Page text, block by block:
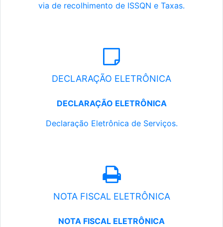
via de recolhimento de ISSQN e Taxas.
DECLARAÇÃO ELETRÔNICA
DECLARAÇÃO ELETRÔNICA
Declaração Eletrônica de Serviços.
NOTA FISCAL ELETRÔNICA
NOTA FISCAL ELETRÔNICA